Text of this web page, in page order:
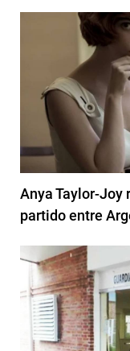
Anya Taylor-Joy
partido entre